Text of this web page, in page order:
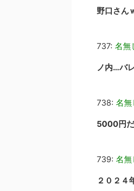
野口さん
737: 名無
ノ内…バ
738: 名無
5000円
739: 名無
２０２４